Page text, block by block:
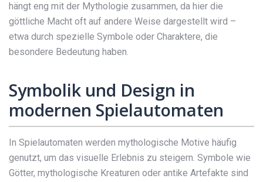
hängt eng mit der Mythologie zusammen, da hier die
göttliche Macht oft auf andere Weise dargestellt wird –
etwa durch spezielle Symbole oder Charaktere, die
besondere Bedeutung haben.
Symbolik und Design in
modernen Spielautomaten
In Spielautomaten werden mythologische Motive häufig
genutzt, um das visuelle Erlebnis zu steigern. Symbole wie
Götter, mythologische Kreaturen oder antike Artefakte sind